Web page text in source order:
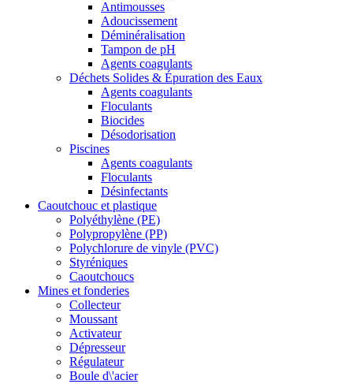
Antimousses
Adoucissement
Déminéralisation
Tampon de pH
Agents coagulants
Déchets Solides & Épuration des Eaux
Agents coagulants
Floculants
Biocides
Désodorisation
Piscines
Agents coagulants
Floculants
Désinfectants
Caoutchouc et plastique
Polyéthylène (PE)
Polypropylène (PP)
Polychlorure de vinyle (PVC)
Styréniques
Caoutchoucs
Mines et fonderies
Collecteur
Moussant
Activateur
Dépresseur
Régulateur
Boule d\'acier